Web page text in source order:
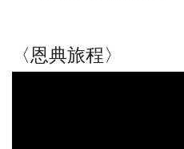
〈恩典旅程〉